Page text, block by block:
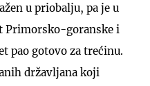
u priobalju, pa je u
Primorsko-goranske i
pao gotovo za trećinu.
državljana koji